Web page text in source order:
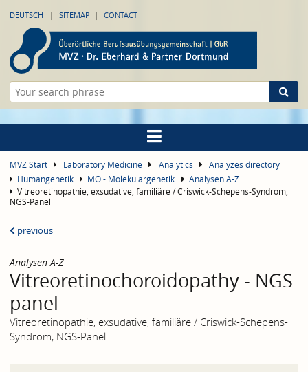
DEUTSCH SITEMAP CONTACT
MVZ Start Laboratory Medicine Analytics
Analyzes directory
Humangenetik
MO - Molekulargenetik
Analysen A-Z
Vitreoretinopathie, exsudative, familiäre / Criswick-Schepens-Syndrom,
NGS-Panel
previous
Analysen A-Z
Vitreoretinochoroidopathy - NGS
panel
Vitreoretinopathie, exsudative, familiäre / Criswick-Schepens-
Syndrom, NGS-Panel